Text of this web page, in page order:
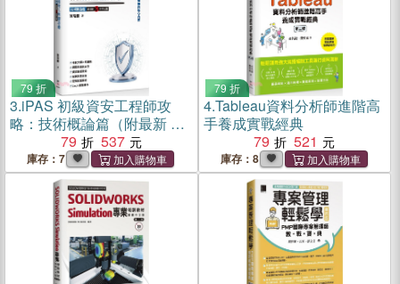
79 折
3.iPAS 初級資安工程師攻
略：技術概論篇（附最新 3
年考古題）
79 537
庫存：7
79 折
4.Tableau資料分析師進階高
手養成實戰經典
79
521
庫存：8